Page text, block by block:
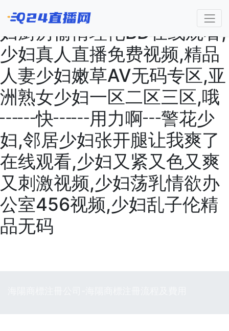
丰满少妇被猛烈高清播放,少
妇厨房愉情理伦BD在线观看,
少妇真人直播免费视频,精品
人妻少妇嫩草AV无码专区,亚
洲熟女少妇一区二区三区,哦
┅┅快┅┅用力啊┅警花少
妇,邻居少妇张开腿让我爽了
在线观看,少妇又紧又色又爽
又刺激视频,少妇荡乳情欲办
公室456视频,少妇乱子伦精
品无码